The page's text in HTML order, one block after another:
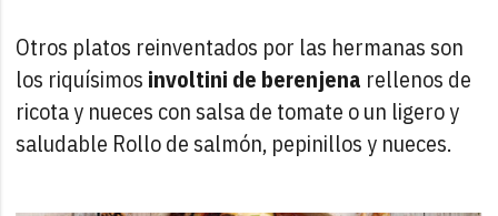
Otros platos reinventados por las hermanas son
los riquísimos involtini de berenjena rellenos de
ricota y nueces con salsa de tomate o un ligero y
saludable Rollo de salmón, pepinillos y nueces.